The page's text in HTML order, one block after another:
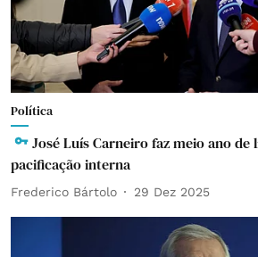
Política
José Luís Carneiro faz meio ano de
pacificação interna
Frederico Bártolo 29 Dez 2025